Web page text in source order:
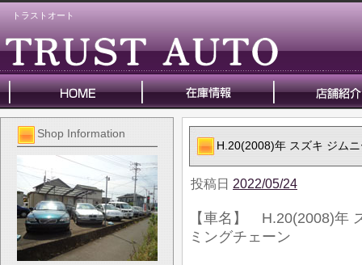
トラストオート
Shop Information
H.20(2008)年 スズキ ジム
投稿日 2022/05/24
【車名】 H.20(2008)年
ミングチェーン